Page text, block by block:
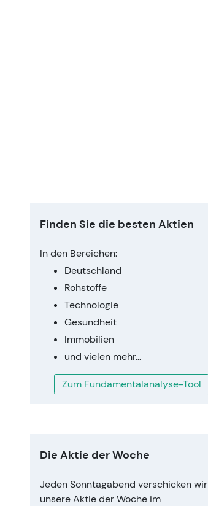
Finden Sie die besten Aktien
In den Bereichen:
Deutschland
Rohstoffe
Technologie
Gesundheit
Immobilien
und vielen mehr...
Zum Fundamentalanalyse-Tool
Die Aktie der Woche
Jeden Sonntagabend verschicken wir
unsere Aktie der Woche im